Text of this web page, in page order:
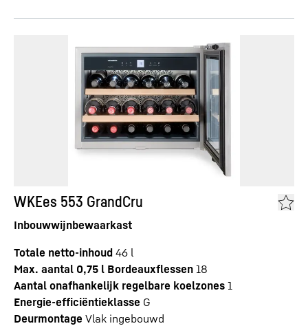
WKEes 553 GrandCru
Inbouwwijnbewaarkast
Totale netto-inhoud 46 l
Max. aantal 0,75 l Bordeauxflessen 18
Aantal onafhankelijk regelbare koelzones 1
Energie-efficiëntieklasse G
Deurmontage Vlak ingebouwd